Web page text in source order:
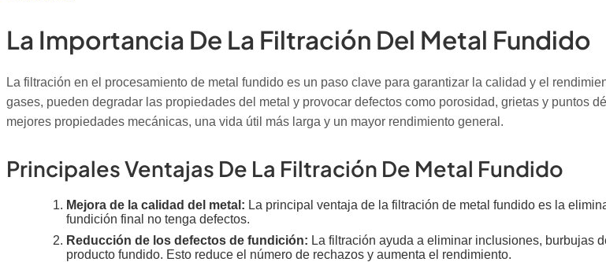
La Importancia De La Filtración Del Metal Fundido
La filtración en el procesamiento de metal fundido es un paso clave para garantizar la calidad y el
gases, pueden degradar las propiedades del metal y provocar defectos como porosidad, grietas y puntos
mejores propiedades mecánicas, una vida útil más larga y un mayor rendimiento general.
Principales Ventajas De La Filtración De Metal Fundido
Mejora de la calidad del metal: La principal ventaja de la filtración de metal fundido es la
fundición final no tenga defectos.
Reducción de los defectos de fundición: La filtración ayuda a eliminar inclusiones, burbujas
producto fundido. Esto reduce el número de rechazos y aumenta el rendimiento.